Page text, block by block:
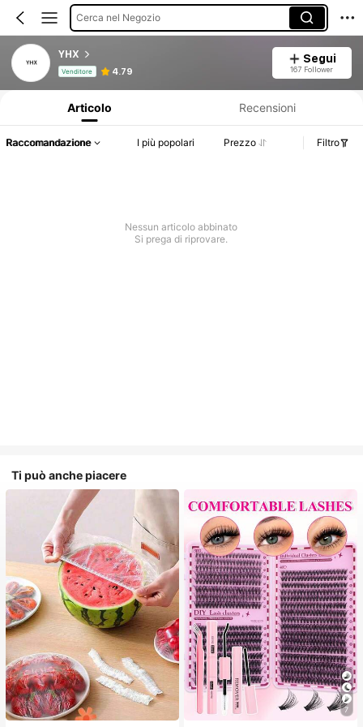
Cerca nel Negozio
YHX
Venditore 4.79
Segui
167 Follower
Articolo Recensioni
Raccomandazione I più popolari Prezzo Filtro
Nessun articolo abbinato
Si prega di riprovare.
Ti può anche piacere
7